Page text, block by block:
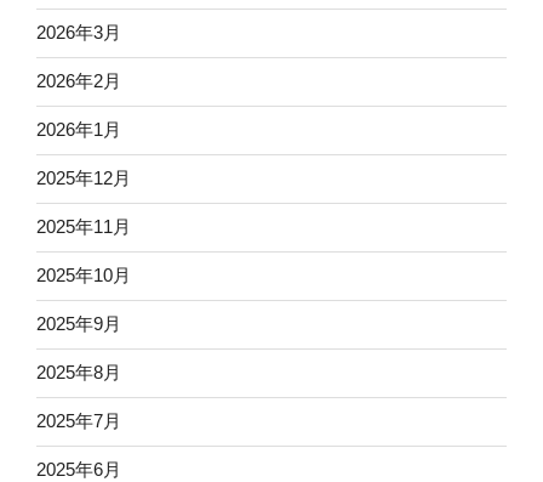
2026年3月
2026年2月
2026年1月
2025年12月
2025年11月
2025年10月
2025年9月
2025年8月
2025年7月
2025年6月